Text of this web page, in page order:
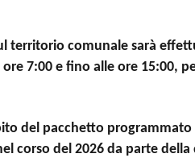
territorio comunale sarà
7:00 e fino alle ore 15:00,
del pacchetto programmato
corso del 2026 da parte della